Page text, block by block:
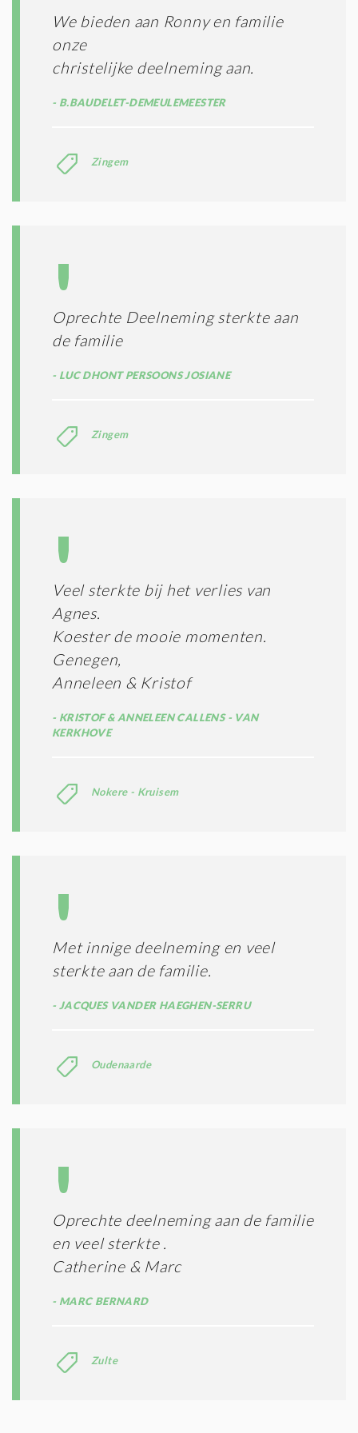
We bieden aan Ronny en familie
onze
christelijke deelneming aan.
B.BAUDELET-DEMEULEMEESTER
Zingem
Oprechte Deelneming sterkte aan
de familie
LUC DHONT PERSOONS JOSIANE
Zingem
Veel sterkte bij het verlies van
Agnes.
Koester de mooie momenten.
Genegen,
Anneleen & Kristof
KRISTOF & ANNELEEN CALLENS - VAN
KERKHOVE
Nokere - Kruisem
Met innige deelneming en veel
sterkte aan de familie.
JACQUES VANDER HAEGHEN-SERRU
Oudenaarde
Oprechte deelneming aan de familie
en veel sterkte .
Catherine & Marc
MARC BERNARD
Zulte